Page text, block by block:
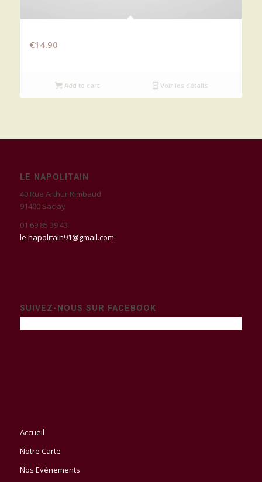
€14.90
Add to cart Voir les détails
LE NAPOLITAIN
40 Rue Arthur Rimbaud
91400 Saclay
01 69 85 39 43
le.napolitain91@gmail.com
SUIVEZ-NOUS SUR FACEBOOK
Accueil
Notre Carte
Nos Evènements